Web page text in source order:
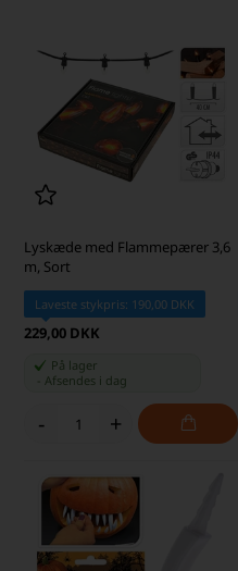
Lyskæde med Flammepærer 3,6
m, Sort
Laveste stykpris: 190,00 DKK
229,00 DKK
På lager
-Afsendes i dag
- +
SKARP PRIS